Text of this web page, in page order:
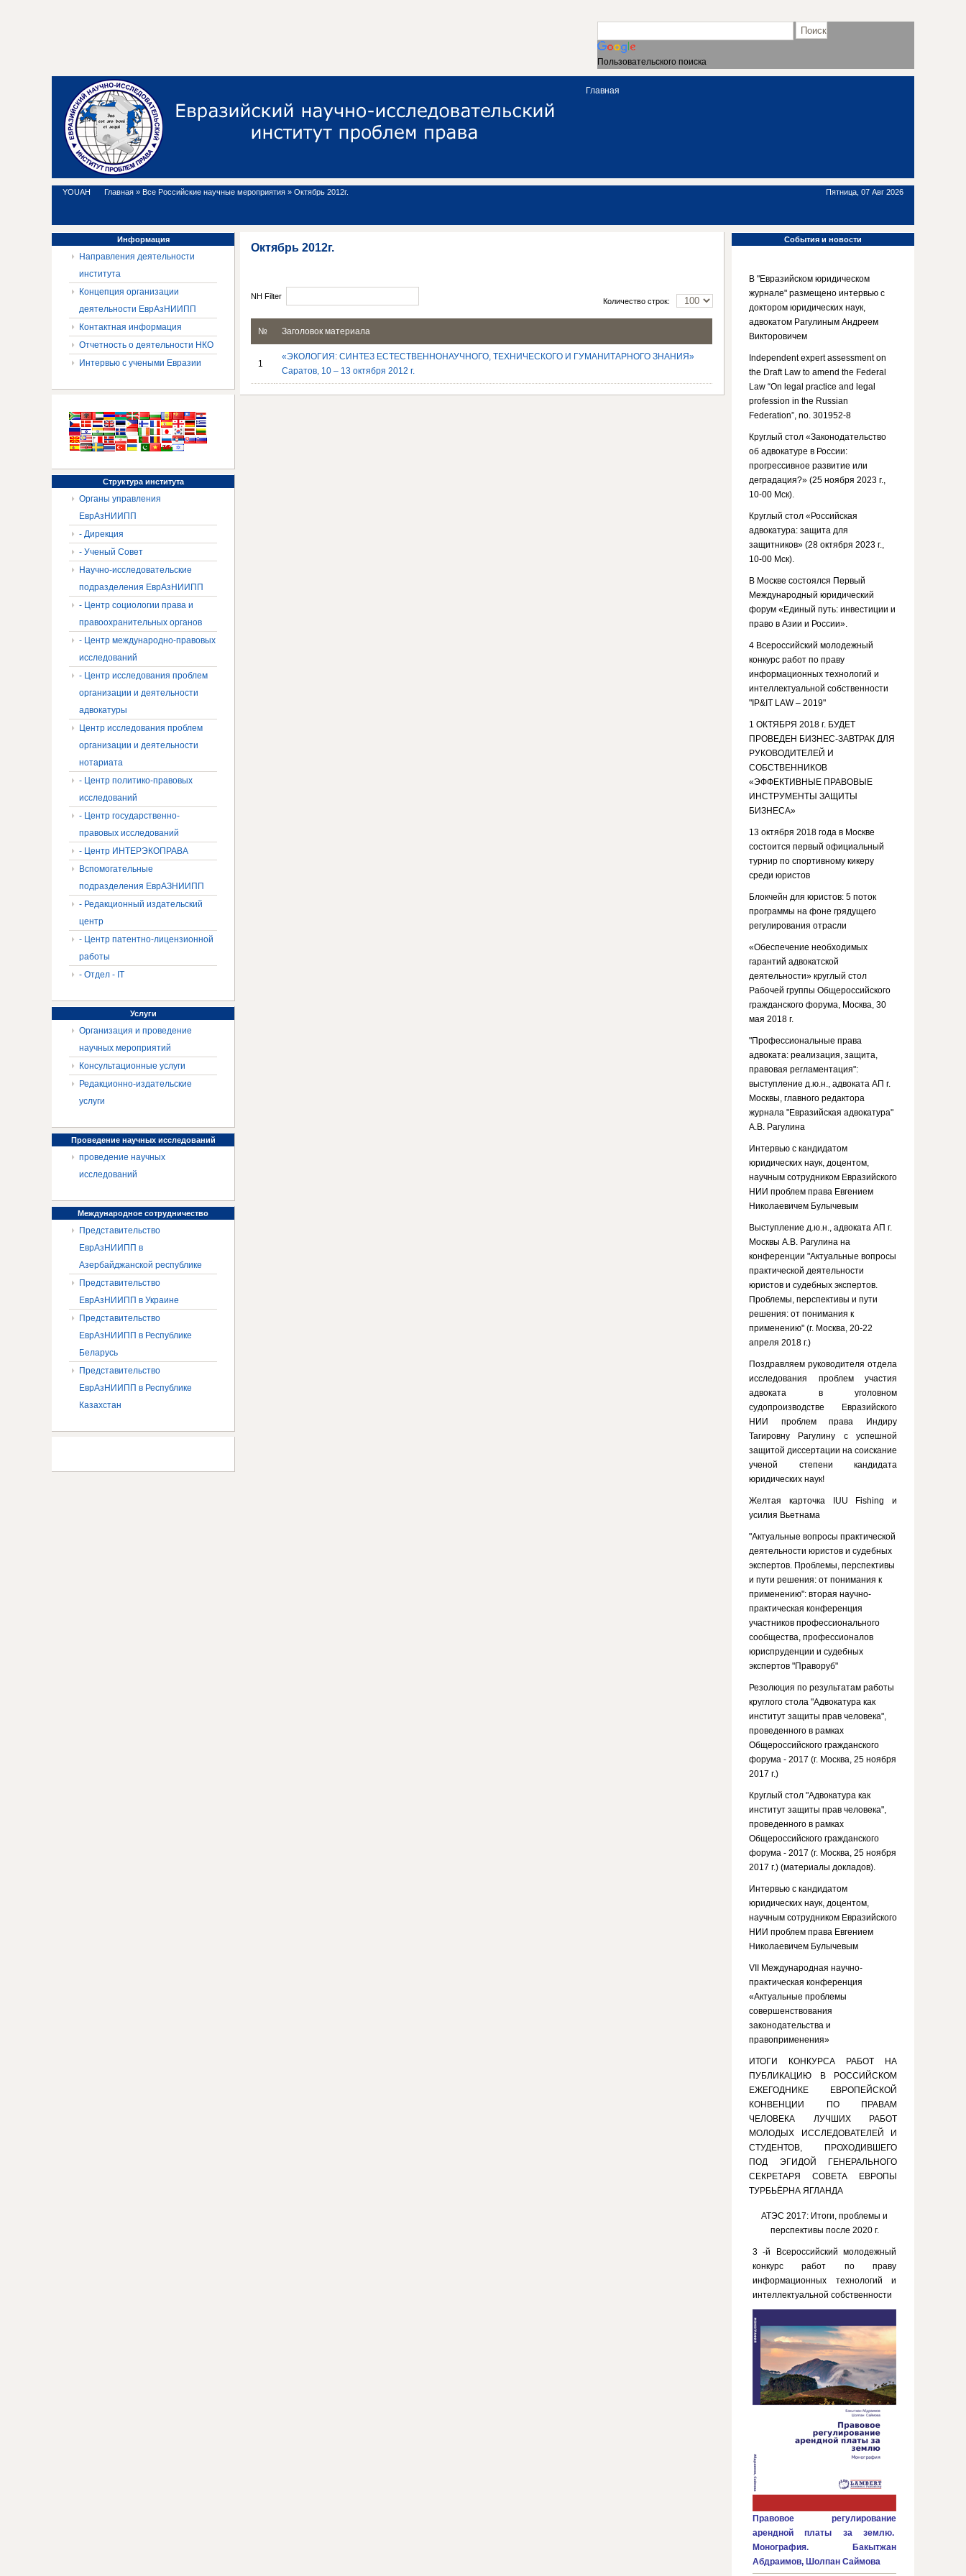
Пользовательского поиска
Главная
YOUAH Главная » Все Российские научные мероприятия » Октябрь 2012г. Пятница, 07 Авг 2026
Октябрь 2012г.
NH Filter
Количество строк:
№ Заголовок материала
1
«ЭКОЛОГИЯ: СИНТЕЗ ЕСТЕСТВЕННОНАУЧНОГО, ТЕХНИЧЕСКОГО И ГУМАНИТАРНОГО ЗНАНИЯ»
Саратов, 10 – 13 октября 2012 г.
Информация
Направления деятельности
института
Концепция организации
деятельности ЕврАзНИИПП
Контактная информация
Отчетность о деятельности НКО
Интервью с учеными Евразии
Структураинститута
Органы управления
ЕврАзНИИПП
- Дирекция
- Ученый Совет
Научно-исследовательские
подразделения ЕврАзНИИПП
- Центр социологии права и
правоохранительных органов
- Центр международно-правовых
исследований
- Центр исследования проблем
организации и деятельности
адвокатуры
Центр исследования проблем
организации и деятельности
нотариата
- Центр политико-правовых
исследований
- Центр государственно-
правовых исследований
- Центр ИНТЕРЭКОПРАВА
Вспомогательные
подразделения ЕврАЗНИИПП
- Редакционный издательский
центр
- Центр патентно-лицензионной
работы
- Отдел - IT
Услуги
Организация и проведение
научных мероприятий
Консультационные услуги
Редакционно-издательские
услуги
Проведениенаучных исследований
проведение научных
исследований
Международное сотрудничество
Представительство
ЕврАзНИИПП в
Азербайджанской республике
Представительство
ЕврАзНИИПП в Украине
Представительство
ЕврАзНИИПП в Республике
Беларусь
Представительство
ЕврАзНИИПП в Республике
Казахстан
События и новости
В "Евразийском юридическом
журнале" размещено интервью с
доктором юридических наук,
адвокатом Рагулиным Андреем
Викторовичем
Independent expert assessment on
the Draft Law to amend the Federal
Law “On legal practice and legal
profession in the Russian
Federation”, no. 301952-8
Круглый стол «Законодательство
об адвокатуре в России:
прогрессивное развитие или
деградация?» (25 ноября 2023 г.,
10-00 Мск).
Круглый стол «Российская
адвокатура: защита для
защитников» (28 октября 2023 г.,
10-00 Мск).
В Москве состоялся Первый
Международный юридический
форум «Единый путь: инвестиции и
право в Азии и России».
4 Всероссийский молодежный
конкурс работ по праву
информационных технологий и
интеллектуальной собственности
"IP&IT LAW – 2019"
1 ОКТЯБРЯ 2018 г. БУДЕТ
ПРОВЕДЕН БИЗНЕС-ЗАВТРАК ДЛЯ
РУКОВОДИТЕЛЕЙ И
СОБСТВЕННИКОВ
«ЭФФЕКТИВНЫЕ ПРАВОВЫЕ
ИНСТРУМЕНТЫ ЗАЩИТЫ
БИЗНЕСА»
13 октября 2018 года в Москве
состоится первый официальный
турнир по спортивному кикеру
среди юристов
Блокчейн для юристов: 5 поток
программы на фоне грядущего
регулирования отрасли
«Обеспечение необходимых
гарантий адвокатской
деятельности» круглый стол
Рабочей группы Общероссийского
гражданского форума, Москва, 30
мая 2018 г.
"Профессиональные права
адвоката: реализация, защита,
правовая регламентация":
выступление д.ю.н., адвоката АП г.
Москвы, главного редактора
журнала "Евразийская адвокатура"
А.В. Рагулина
Интервью с кандидатом
юридических наук, доцентом,
научным сотрудником Евразийского
НИИ проблем права Евгением
Николаевичем Булычевым
Выступление д.ю.н., адвоката АП г.
Москвы А.В. Рагулина на
конференции "Актуальные вопросы
практической деятельности
юристов и судебных экспертов.
Проблемы, перспективы и пути
решения: от понимания к
применению" (г. Москва, 20-22
апреля 2018 г.)
Поздравляем руководителя отдела
исследования проблем участия
адвоката в уголовном
судопроизводстве Евразийского
НИИ проблем права Индиру
Тагировну Рагулину с успешной
защитой диссертации на соискание
ученой степени кандидата
юридических наук!
Желтая карточка IUU Fishing и
усилия Вьетнама
"Актуальные вопросы практической
деятельности юристов и судебных
экспертов. Проблемы, перспективы
и пути решения: от понимания к
применению": вторая научно-
практическая конференция
участников профессионального
сообщества, профессионалов
юриспруденции и судебных
экспертов "Праворуб"
Резолюция по результатам работы
круглого стола "Адвокатура как
институт защиты прав человека",
проведенного в рамках
Общероссийского гражданского
форума - 2017 (г. Москва, 25 ноября
2017 г.)
Круглый стол "Адвокатура как
институт защиты прав человека",
проведенного в рамках
Общероссийского гражданского
форума - 2017 (г. Москва, 25 ноября
2017 г.) (материалы докладов).
Интервью с кандидатом
юридических наук, доцентом,
научным сотрудником Евразийского
НИИ проблем права Евгением
Николаевичем Булычевым
VII Международная научно-
практическая конференция
«Актуальные проблемы
совершенствования
законодательства и
правоприменения»
ИТОГИ КОНКУРСА РАБОТ НА
ПУБЛИКАЦИЮ В РОССИЙСКОМ
ЕЖЕГОДНИКЕ ЕВРОПЕЙСКОЙ
КОНВЕНЦИИ ПО ПРАВАМ
ЧЕЛОВЕКА ЛУЧШИХ РАБОТ
МОЛОДЫХ ИССЛЕДОВАТЕЛЕЙ И
СТУДЕНТОВ, ПРОХОДИВШЕГО
ПОД ЭГИДОЙ ГЕНЕРАЛЬНОГО
СЕКРЕТАРЯ СОВЕТА ЕВРОПЫ
ТУРБЬЁРНА ЯГЛАНДА
АТЭС 2017: Итоги, проблемы и
перспективы после 2020 г.
3 -й Всероссийский молодежный
конкурс работ по праву
информационных технологий и
интеллектуальной собственности
Правовое регулирование
арендной платы за землю.
Монография. Бакытжан
Абдраимов, Шолпан Саймова